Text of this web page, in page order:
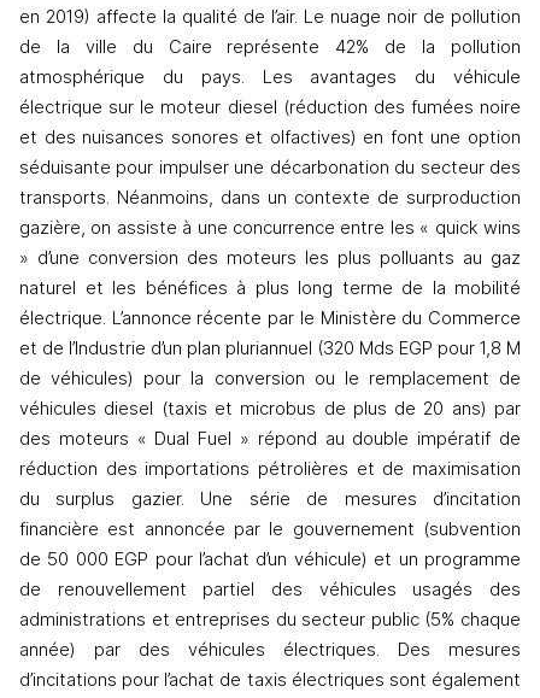
en 2019) affecte la qualité de l’air. Le nuage noir de pollution
de la ville du Caire représente 42% de la pollution
atmosphérique du pays. Les avantages du véhicule
électrique sur le moteur diesel (réduction des fumées noire
et des nuisances sonores et olfactives) en font une option
séduisante pour impulser une décarbonation du secteur des
transports. Néanmoins, dans un contexte de surproduction
gazière, on assiste à une concurrence entre les « quick wins
» d’une conversion des moteurs les plus polluants au gaz
naturel et les bénéfices à plus long terme de la mobilité
électrique. L’annonce récente par le Ministère du Commerce
et de l’Industrie d’un plan pluriannuel (320 Mds EGP pour 1,8 M
de véhicules) pour la conversion ou le remplacement de
véhicules diesel (taxis et microbus de plus de 20 ans) par
des moteurs « Dual Fuel » répond au double impératif de
réduction des importations pétrolières et de maximisation
du surplus gazier. Une série de mesures d’incitation
financière est annoncée par le gouvernement (subvention
de 50 000 EGP pour l’achat d’un véhicule) et un programme
de renouvellement partiel des véhicules usagés des
administrations et entreprises du secteur public (5% chaque
année) par des véhicules électriques. Des mesures
d’incitations pour l’achat de taxis électriques sont également